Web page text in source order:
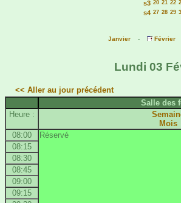
s3 20 21 22
s4 27 28 29
Janvier - Février
Lundi 03
<< Aller au jour précédent
Salle des
Heure :
Mois
08:00
Réservé
08:15
08:30
08:45
09:00
09:15